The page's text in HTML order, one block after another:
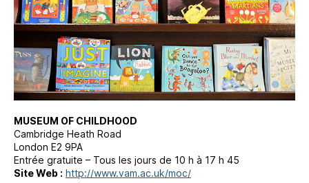
MUSEUM OF CHILDHOOD
Cambridge Heath Road
London E2 9PA
Entrée gratuite – Tous les jours de 10 h à 17 h 45
Site Web : http://www.vam.ac.uk/moc/